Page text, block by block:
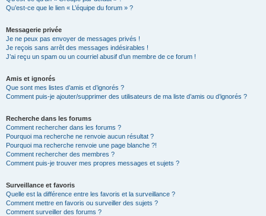
Qu’est-ce que le lien « L’équipe du forum » ?
Messagerie privée
Je ne peux pas envoyer de messages privés !
Je reçois sans arrêt des messages indésirables !
J’ai reçu un spam ou un courriel abusif d’un membre de ce forum !
Amis et ignorés
Que sont mes listes d’amis et d’ignorés ?
Comment puis-je ajouter/supprimer des utilisateurs de ma liste d’amis ou d’ignorés ?
Recherche dans les forums
Comment rechercher dans les forums ?
Pourquoi ma recherche ne renvoie aucun résultat ?
Pourquoi ma recherche renvoie une page blanche ?!
Comment rechercher des membres ?
Comment puis-je trouver mes propres messages et sujets ?
Surveillance et favoris
Quelle est la différence entre les favoris et la surveillance ?
Comment mettre en favoris ou surveiller des sujets ?
Comment surveiller des forums ?